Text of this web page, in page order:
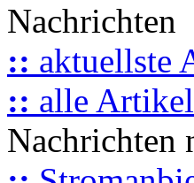
Nachrichten
:: aktuellste
:: alle Artikel
Nachrichten